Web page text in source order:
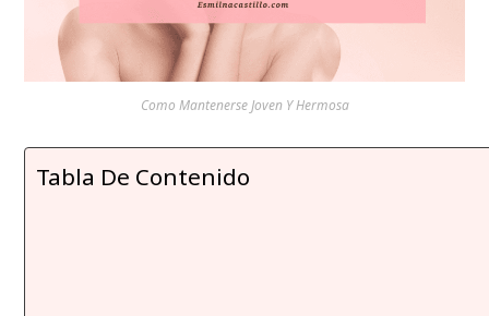
Como Mantenerse Joven Y Hermosa
Tabla De Contenido